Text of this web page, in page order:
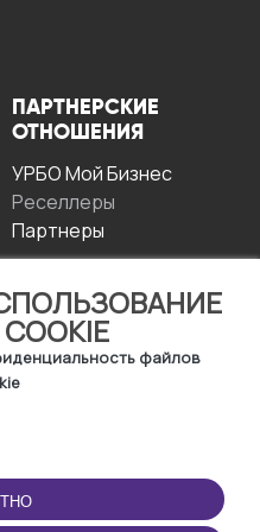
файлов
ПАРТНЕРСКИЕ
ОТНОШЕНИЯ
УРБО Мой Бизнес
Реселлеры
Партнеры
ПРИЛОЖЕНИЕ